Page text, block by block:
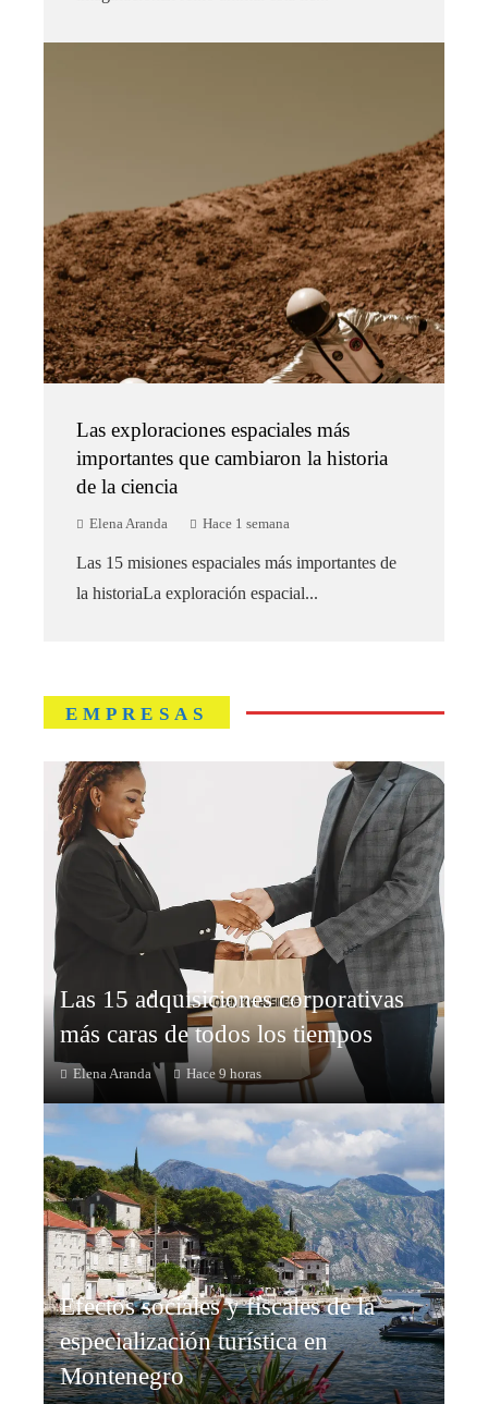
Las exploraciones espaciales más
importantes que cambiaron la historia
de la ciencia
Elena Aranda Hace 1 semana
Las 15 misiones espaciales más importantes de
la historiaLa exploración espacial...
EMPRESAS
Las 15 adquisiciones corporativas
más caras de todos los tiempos
Elena Aranda Hace 9 horas
Efectos sociales y fiscales de la
especialización turística en
Montenegro